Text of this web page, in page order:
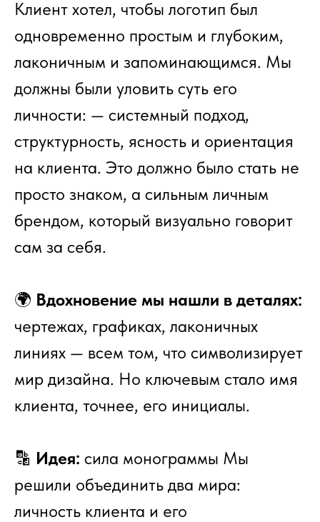
Клиент хотел, чтобы логотип был
одновременно простым и глубоким,
лаконичным и запоминающимся. Мы
должны были уловить суть его
личности: — системный подход,
структурность, ясность и ориентация
на клиента. Это должно было стать не
просто знаком, а сильным личным
брендом, который визуально говорит
сам за себя.
🌍 Вдохновение мы нашли в деталях:
чертежах, графиках, лаконичных
линиях — всем том, что символизирует
мир дизайна. Но ключевым стало имя
клиента, точнее, его инициалы.
🔡 Идея: сила монограммы Мы
решили объединить два мира:
личность клиента и его